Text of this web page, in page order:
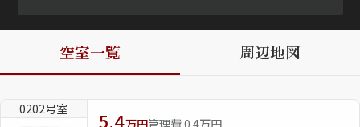
ShaMaison STYLE
シャーメゾンショップを探す
空室一覧 周辺地図
0202号室
5.4万円管理費 0.4万円